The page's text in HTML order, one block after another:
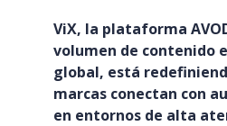
ViX, la plataforma
volumen de contenido
global, está
marcas conectan con
en entornos de alta